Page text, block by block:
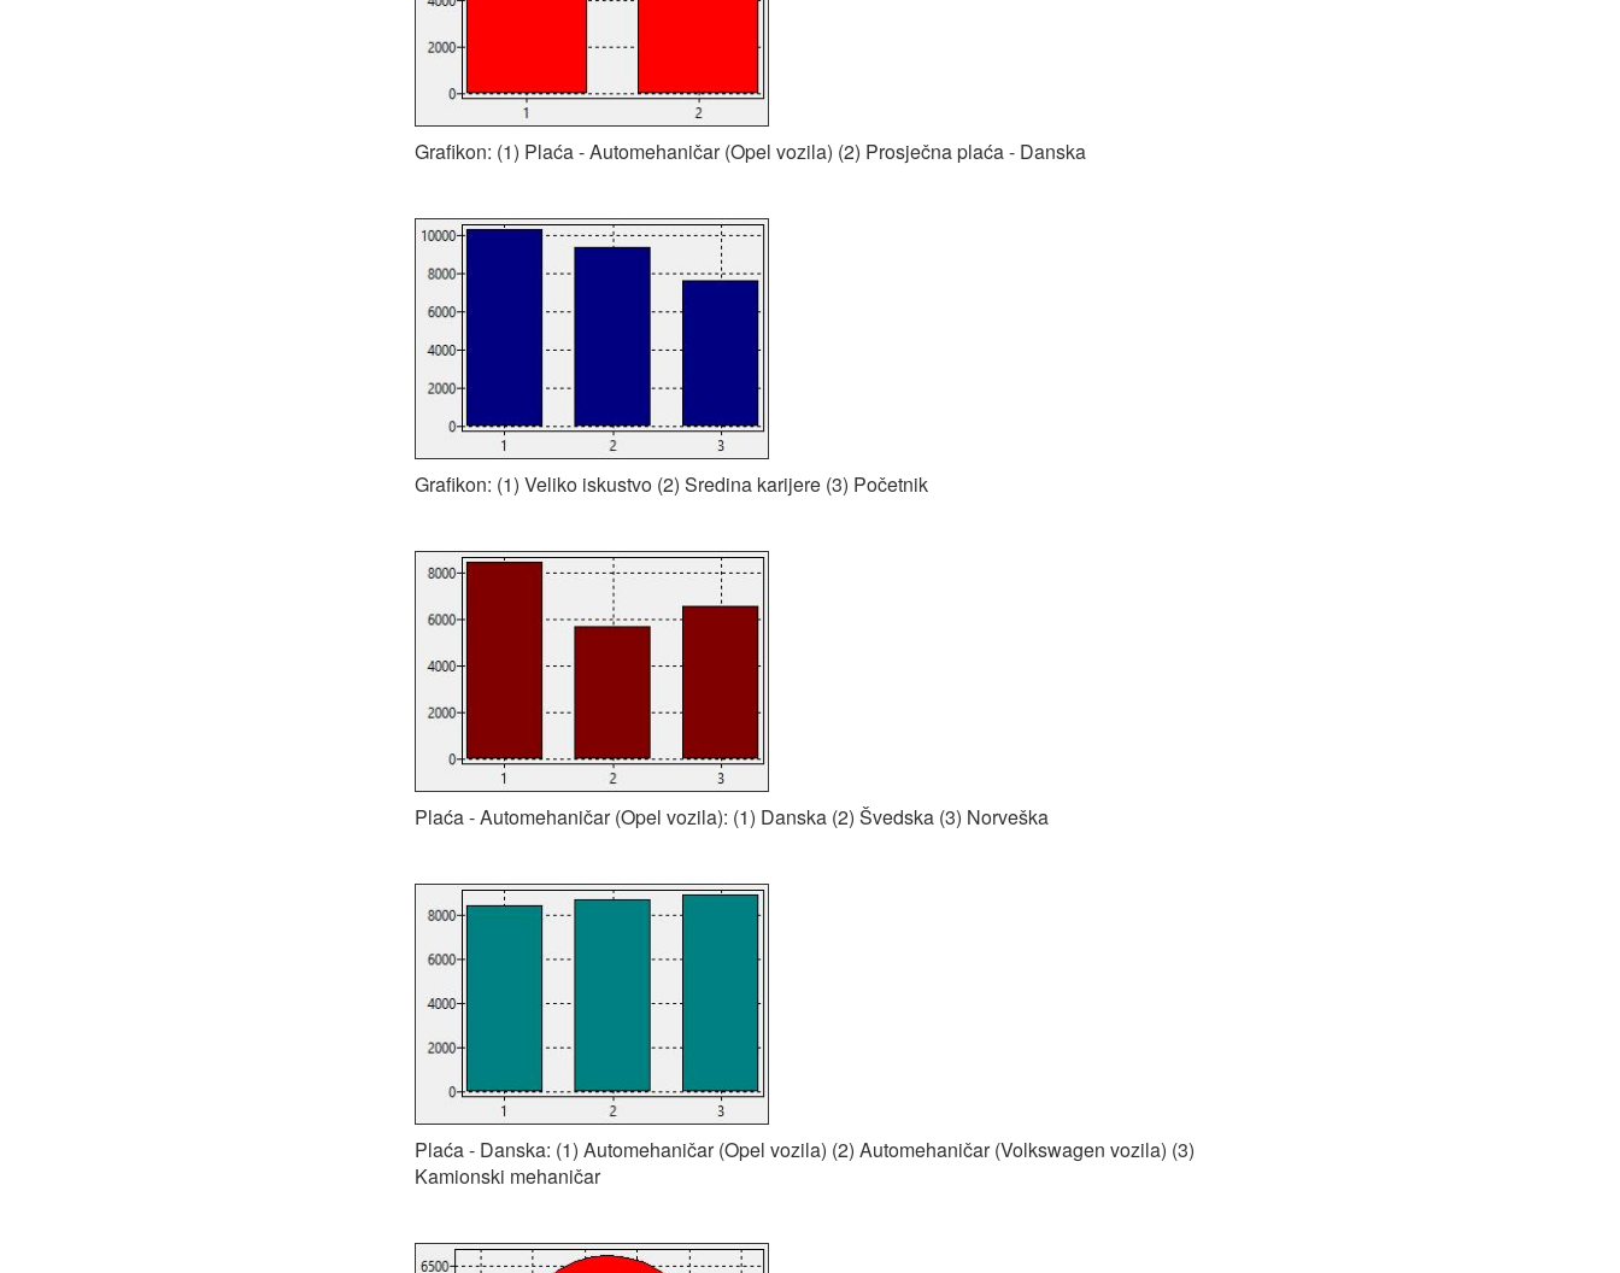
Grafikon: (1) Plaća - Automehaničar (Opel vozila) (2) Prosječna plaća - Danska
Grafikon: (1) Veliko iskustvo (2) Sredina karijere (3) Početnik
Plaća - Automehaničar (Opel vozila): (1) Danska (2) Švedska (3) Norveška
Plaća - Danska: (1) Automehaničar (Opel vozila) (2) Automehaničar (Volkswagen vozila) (3)
Kamionski mehaničar